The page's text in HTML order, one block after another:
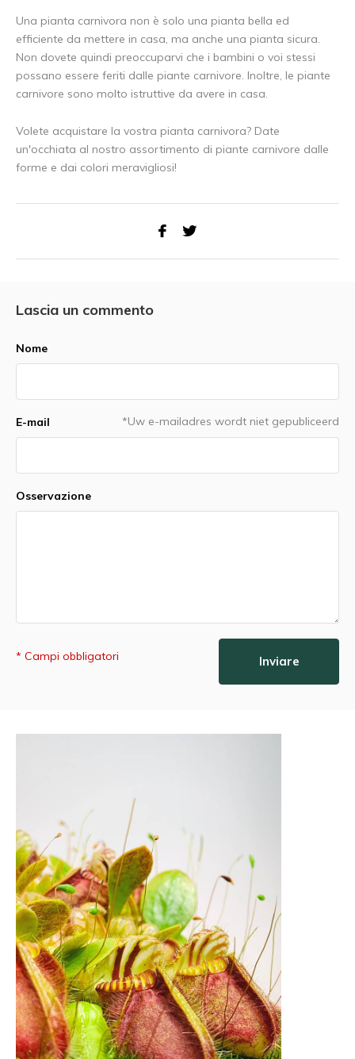
Una pianta carnivora non è solo una pianta bella ed
efficiente da mettere in casa, ma anche una pianta sicura.
Non dovete quindi preoccuparvi che i bambini o voi stessi
possano essere feriti dalle piante carnivore. Inoltre, le piante
carnivore sono molto istruttive da avere in casa.
Volete acquistare la vostra pianta carnivora? Date
un'occhiata al nostro assortimento di piante carnivore dalle
forme e dai colori meravigliosi!
Lascia un commento
Nome
E-mail *Uw e-mailadres wordt niet gepubliceerd
Osservazione
* Campi obbligatori Inviare